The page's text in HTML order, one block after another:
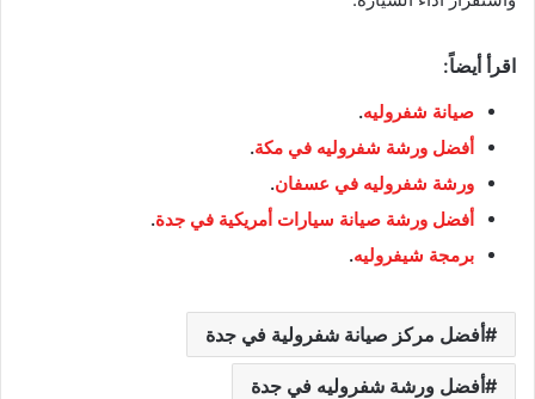
اقرأ أيضاً:
صيانة شفروليه.
أفضل ورشة شفروليه في مكة.
ورشة شفروليه في عسفان.
أفضل ورشة صيانة سيارات أمريكية في جدة.
برمجة شيفروليه.
أفضل مركز صيانة شفرولية في جدة
أفضل ورشة شفروليه في جدة